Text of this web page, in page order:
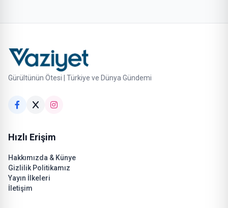
Gürültünün Ötesi | Türkiye ve Dünya Gündemi
Hızlı Erişim
Hakkımızda & Künye
Gizlilik Politikamız
Yayın İlkeleri
İletişim